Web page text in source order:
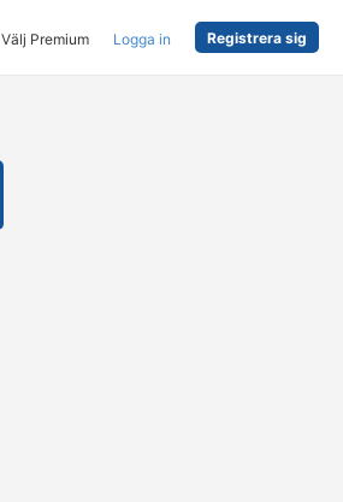
Välj Premium Logga in Registrera sig